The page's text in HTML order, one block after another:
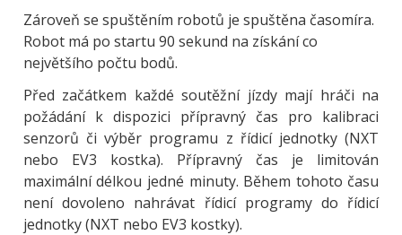
Zároveň se spuštěním robotů je spuštěna časomíra.
Robot má po startu 90 sekund na získání co
největšího počtu bodů.
Před začátkem každé soutěžní jízdy mají hráči na
požádání k dispozici přípravný čas pro kalibraci
senzorů či výběr programu z řídicí jednotky (NXT
nebo EV3 kostka). Přípravný čas je limitován
maximální délkou jedné minuty. Během tohoto času
není dovoleno nahrávat řídicí programy do řídicí
jednotky (NXT nebo EV3 kostky).